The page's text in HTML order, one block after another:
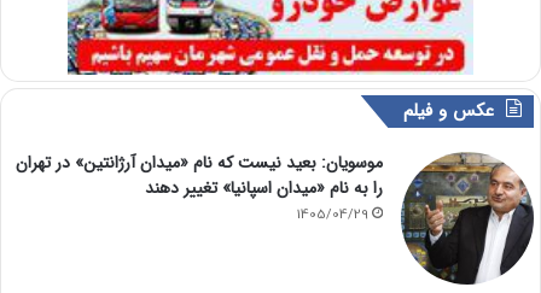
عکس و فیلم
موسویان: بعید نیست که نام «میدان آرژانتین» در تهران
را به نام «میدان اسپانیا» تغییر دهند
1405/04/29